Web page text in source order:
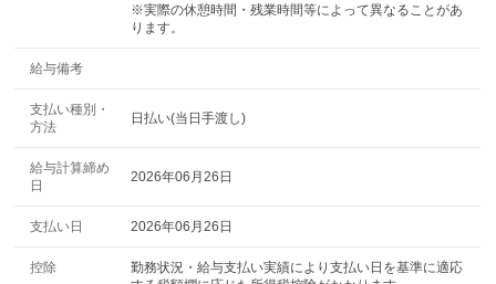
※実際の休憩時間・残業時間等によって異なることがあ
ります。
給与備考
支払い種別・
方法
日払い(当日手渡し)
給与計算締め
日
2026年06月26日
支払い日 2026年06月26日
控除
勤務状況・給与支払い実績により支払い日を基準に適応